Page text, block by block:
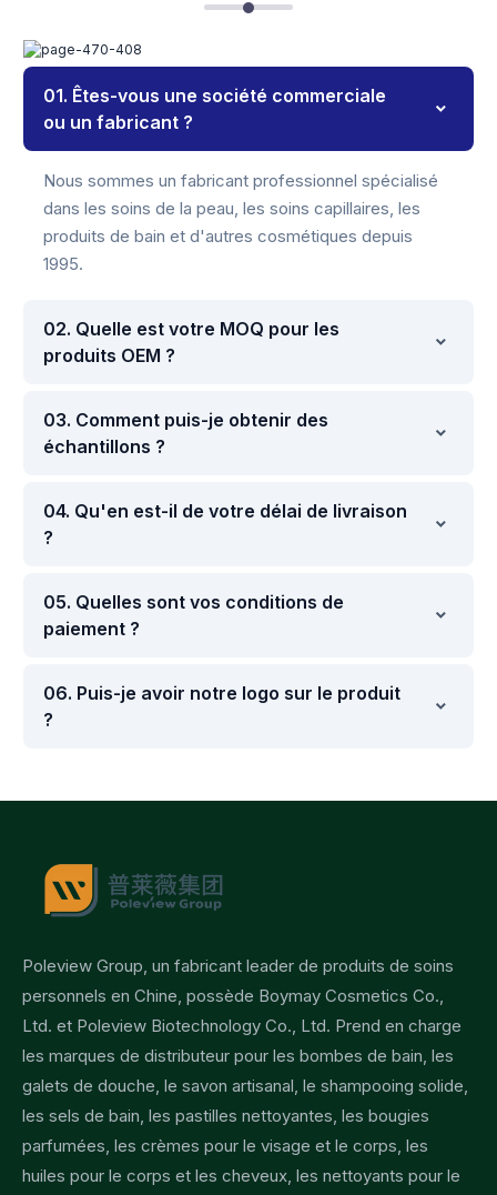
01. Êtes-vous une société commerciale
ou un fabricant ?
Nous sommes un fabricant professionnel spécialisé
dans les soins de la peau, les soins capillaires, les
produits de bain et d'autres cosmétiques depuis
1995.
02. Quelle est votre MOQ pour les
produits OEM ?
03. Comment puis-je obtenir des
échantillons ?
04. Qu'en est-il de votre délai de livraison
?
05. Quelles sont vos conditions de
paiement ?
06. Puis-je avoir notre logo sur le produit
?
Poleview Group, un fabricant leader de produits de soins
personnels en Chine, possède Boymay Cosmetics Co.,
Ltd. et Poleview Biotechnology Co., Ltd. Prend en charge
les marques de distributeur pour les bombes de bain, les
galets de douche, le savon artisanal, le shampooing solide,
les sels de bain, les pastilles nettoyantes, les bougies
parfumées, les crèmes pour le visage et le corps, les
huiles pour le corps et les cheveux, les nettoyants pour le